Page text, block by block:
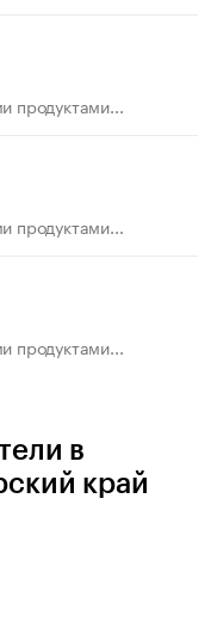
продуктами...
продуктами...
продуктами...
в
край